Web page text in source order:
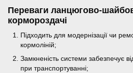
Переваги ланцюгово-
кормороздачі
Підходить для модернізації чи
кормоліній;
Замкненість системи забезпечує
при транспортуванні;